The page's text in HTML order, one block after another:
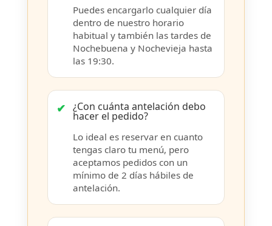
Puedes encargarlo cualquier día
dentro de nuestro horario
habitual y también las tardes de
Nochebuena y Nochevieja hasta
las 19:30.
¿Con cuánta antelación debo
hacer el pedido?
Lo ideal es reservar en cuanto
tengas claro tu menú, pero
aceptamos pedidos con un
mínimo de 2 días hábiles de
antelación.